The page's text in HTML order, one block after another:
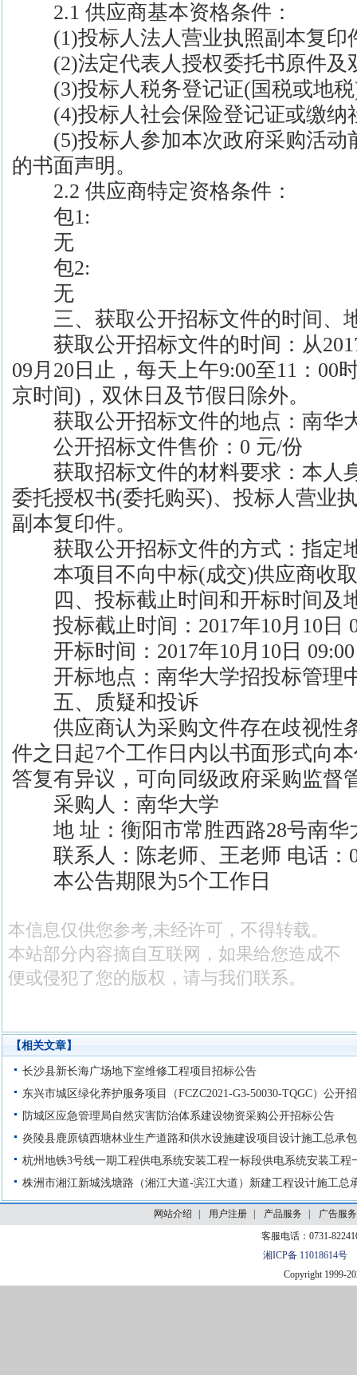
2.1 供应商基本资格条件：
(1)投标人法人营业执照副本复印
(2)法定代表人授权委托书原件及
(3)投标人税务登记证(国税或地税
(4)投标人社会保险登记证或缴纳
(5)投标人参加本次政府采购活动
的书面声明。
2.2 供应商特定资格条件：
包1:
无
包2:
无
三、获取公开招标文件的时间、
获取公开招标文件的时间：从
09月20日止，每天上午9:00至11：00
京时间)，双休日及节假日除外。
获取公开招标文件的地点：南华
公开招标文件售价：0 元/份
获取招标文件的材料要求：本人
委托授权书(委托购买)、投标人营业
副本复印件。
获取公开招标文件的方式：指定
本项目不向中标(成交)供应商收
四、投标截止时间和开标时间及
投标截止时间：2017年10月10日
开标时间：2017年10月10日 09:00
开标地点：南华大学招投标管理
五、质疑和投诉
供应商认为采购文件存在歧视性
件之日起7个工作日内以书面形式向
答复有异议，可向同级政府采购监督
采购人：南华大学
地 址：衡阳市常胜西路28号南华
联系人：陈老师、王老师 电话：
本公告期限为5个工作日
本信息仅供您参考,未经许可，不得转载。
本站部分内容摘自互联网，如果给您造成不
便或侵犯了您的版权，请与我们联系。
【相关文章】
网站介绍 用户注册 产品服务
广告服务
客服电话：0731-
湘ICP备 11018614号
Copyright 1999-